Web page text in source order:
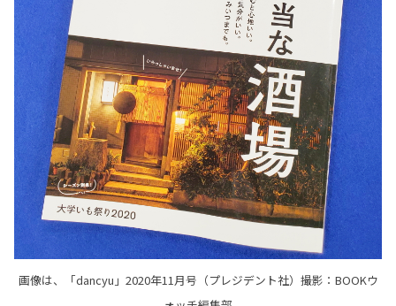
画像は、「dancyu」2020年11月号（プレジデント社）撮影：BOOKウ